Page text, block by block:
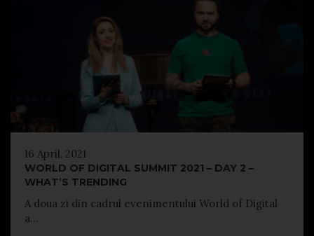
16 April, 2021
WORLD OF DIGITAL SUMMIT 2021 – DAY 2 –
WHAT’S TRENDING
A doua zi din cadrul evenimentului World of Digital
a...